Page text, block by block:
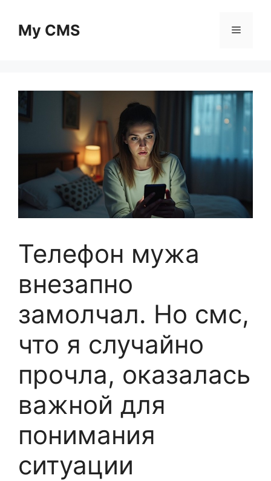
contentMy CMS Menu
Телефон мужа
внезапно
замолчал. Но смс,
что я случайно
прочла, оказалась
важной для
понимания
ситуации